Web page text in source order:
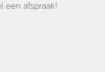
een afspraak!